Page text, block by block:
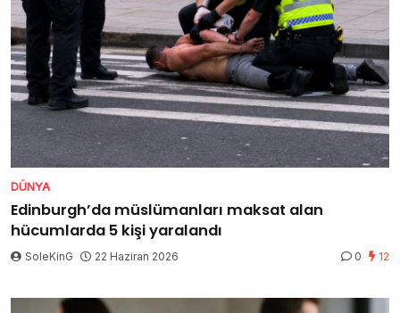
DÜNYA
Edinburgh’da müslümanları maksat alan
hücumlarda 5 kişi yaralandı
SoleKinG 22 Haziran 2026 0 12